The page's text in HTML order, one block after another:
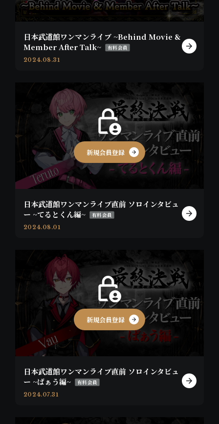
日本武道館ワンマンライブ ~Behind Movie &
Member After Talk~
有料会員
2024.08.31
新規会員登録
日本武道館ワンマンライブ直前 ソロインタビュ
ー ~てるとくん編~
有料会員
2024.08.01
新規会員登録
日本武道館ワンマンライブ直前 ソロインタビュ
ー ~ばぁう編~
有料会員
2024.07.31